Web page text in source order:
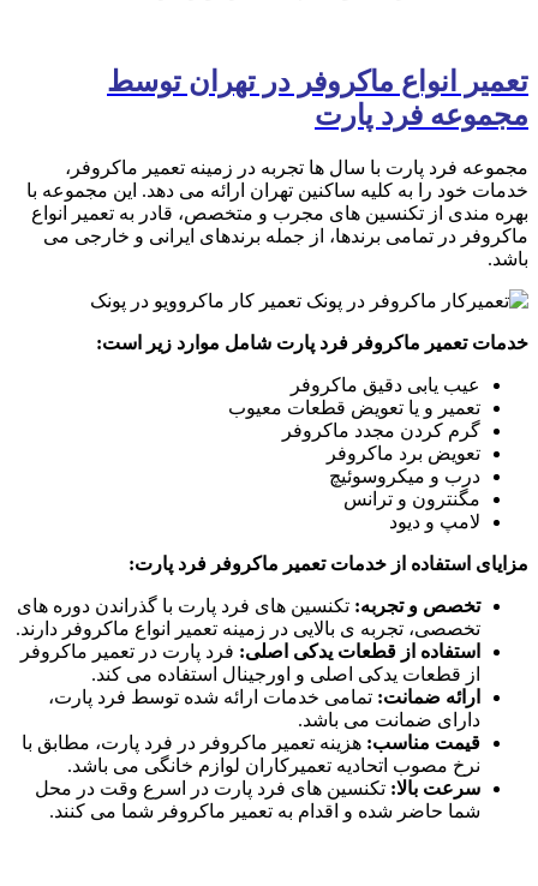
تعمیر انواع ماکروفر در تهران توسط
مجموعه فرد پارت
مجموعه فرد پارت با سال ها تجربه در زمینه تعمیر ماکروفر،
خدمات خود را به کلیه ساکنین تهران ارائه می دهد. این مجموعه با
بهره مندی از تکنسین های مجرب و متخصص، قادر به تعمیر انواع
ماکروفر در تمامی برندها، از جمله برندهای ایرانی و خارجی می
باشد.
خدمات تعمیر ماکروفر فرد پارت شامل موارد زیر است:
عیب یابی دقیق ماکروفر
تعمیر و یا تعویض قطعات معیوب
گرم کردن مجدد ماکروفر
تعویض برد ماکروفر
درب و میکروسوئیچ
مگنترون و ترانس
لامپ و دیود
مزایای استفاده از خدمات تعمیر ماکروفر فرد پارت:
تخصص و تجربه: تکنسین های فرد پارت با گذراندن دوره های
تخصصی، تجربه ی بالایی در زمینه تعمیر انواع ماکروفر دارند.
استفاده از قطعات یدکی اصلی: فرد پارت در تعمیر ماکروفر
از قطعات یدکی اصلی و اورجینال استفاده می کند.
ارائه ضمانت: تمامی خدمات ارائه شده توسط فرد پارت،
دارای ضمانت می باشد.
قیمت مناسب: هزینه تعمیر ماکروفر در فرد پارت، مطابق با
نرخ مصوب اتحادیه تعمیرکاران لوازم خانگی می باشد.
سرعت بالا: تکنسین های فرد پارت در اسرع وقت در محل
شما حاضر شده و اقدام به تعمیر ماکروفر شما می کنند.